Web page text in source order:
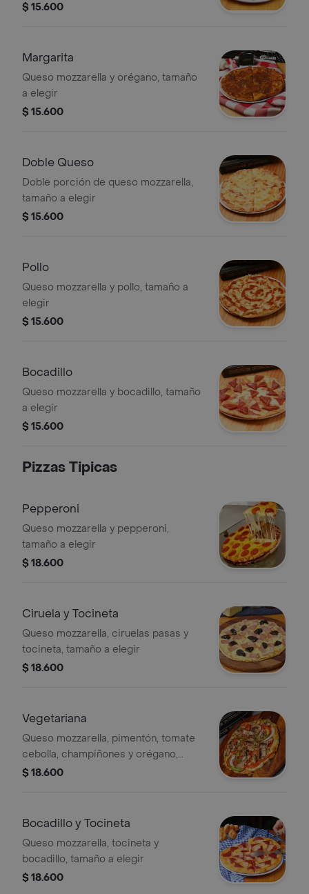
$ 15.600
Margarita
Queso mozzarella y orégano, tamaño
a elegir
$ 15.600
Doble Queso
Doble porción de queso mozzarella,
tamaño a elegir
$ 15.600
Pollo
Queso mozzarella y pollo, tamaño a
elegir
$ 15.600
Bocadillo
Queso mozzarella y bocadillo, tamaño
a elegir
$ 15.600
Pizzas Tipicas
Pepperoni
Queso mozzarella y pepperoni,
tamaño a elegir
$ 18.600
Ciruela y Tocineta
Queso mozzarella, ciruelas pasas y
tocineta, tamaño a elegir
$ 18.600
Vegetariana
Queso mozzarella, pimentón, tomate
cebolla, champiñones y orégano,
tamaño a elegir
$ 18.600
Bocadillo y Tocineta
Queso mozzarella, tocineta y
bocadillo, tamaño a elegir
$ 18.600